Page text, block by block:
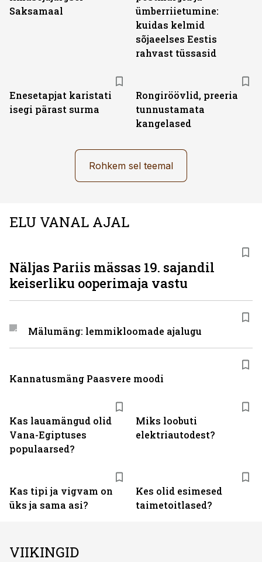
Saksamaal
ümberriietumine:
kuidas kelmid
sõjaeelses Eestis
rahvast tüssasid
Enesetapjat karistati
isegi pärast surma
Rongiröövlid, preeria
tunnustamata
kangelased
Rohkem sel teemal
ELU VANAL AJAL
Kas lauamängud olid
Vana-Egiptuses
populaarsed?
Miks loobuti
elektriautodest?
Kas tipi ja vigvam on
üks ja sama asi?
Kes olid esimesed
taimetoitlased?
Näljas Pariis mässas 19. sajandil
keiserliku ooperimaja vastu
Mälumäng: lemmikloomade ajalugu
Kannatusmäng Paasvere moodi
VIIKINGID